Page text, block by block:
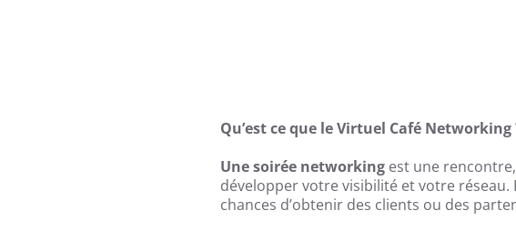
Qu’est ce que le Virtuel Café Networking
Une soirée networking est une
développer votre visibilité et votre réseau.
chances d’obtenir des clients ou des